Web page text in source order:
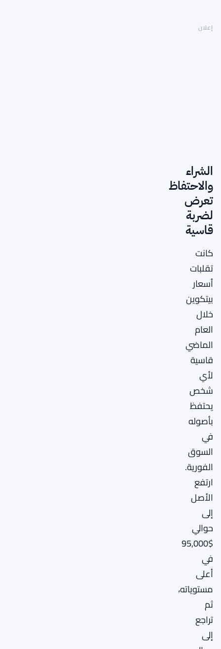
إعلان
الشراء
والاحتفاظ
تعرض
لضربة
قاسية
كانت
تقلبات
أسعار
بيتكوين
خلال
العام
الماضي
قاسية
لأي
شخص
يحتفظ
بأصوله
في
السوق
الفورية.
ارتفع
الأصل
إلى
حوالي
$95,000
في
أعلى
مستوياته،
ثم
تراجع
إلى